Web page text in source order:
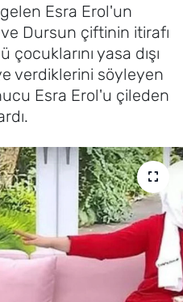
Esra Erol'un
Dursun çiftinin itirafı
yasa dışı
verdiklerini söyleyen
Esra Erol'u çileden